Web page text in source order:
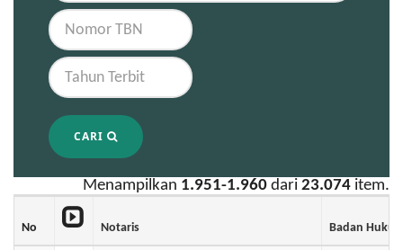
CARI
Menampilkan 1.951-1.960 dari 23.074 item.
No Notaris Badan